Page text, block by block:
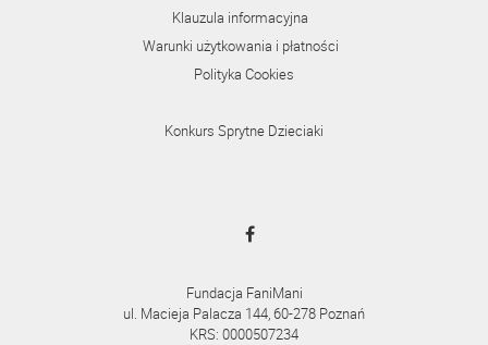
Klauzula informacyjna
Warunki użytkowania i płatności
Polityka Cookies
Konkurs Sprytne Dzieciaki
Fundacja FaniMani
ul. Macieja Palacza 144, 60-278 Poznań
KRS: 0000507234